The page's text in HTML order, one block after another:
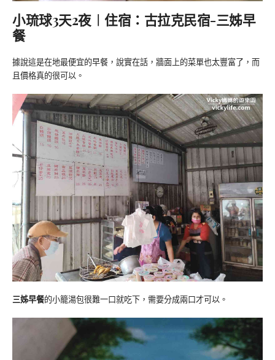
小琉球3天2夜︱住宿：古拉克民宿-三姊早
餐
據說這是在地最便宜的早餐，說實在話，牆面上的菜單也太豐富了，而
且價格真的很可以。
三姊早餐的小籠湯包很難一口就吃下，需要分成兩口才可以。